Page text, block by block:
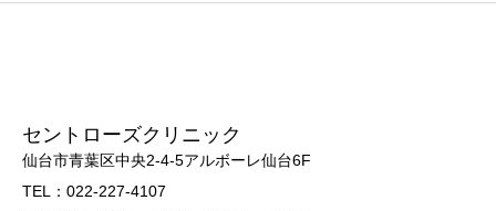
セントローズクリニック
仙台市青葉区中央2-4-5アルボーレ仙台6F
TEL：022-227-4107